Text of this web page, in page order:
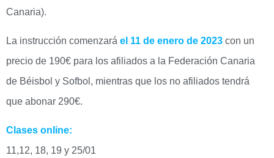
Canaria).
La instrucción comenzará el 11 de enero de 2023 con un
precio de 190€ para los afiliados a la Federación Canaria
de Béisbol y Sofbol, mientras que los no afiliados tendrá
que abonar 290€.
Clases online:
11,12, 18, 19 y 25/01